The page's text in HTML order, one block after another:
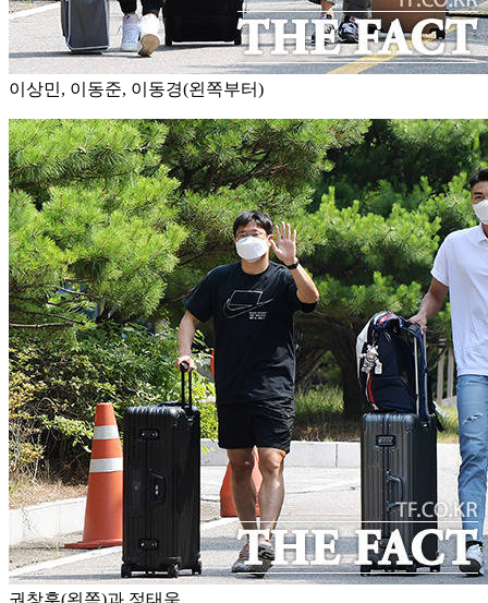
이상민, 이동준, 이동경(왼쪽부터)
권창훈(왼쪽)과 정태욱